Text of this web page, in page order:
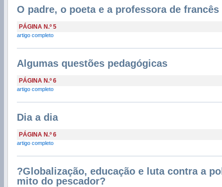
O padre, o poeta e a professora de francês
PÁGINA N.º 5
artigo completo
Algumas questões pedagógicas
PÁGINA N.º 6
artigo completo
Dia a dia
PÁGINA N.º 6
artigo completo
?Globalização, educação e luta contra a
mito do pescador?